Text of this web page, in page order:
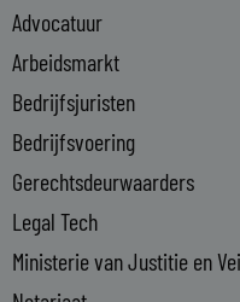
d
i
n
-
i
n
Advocatuur
Arbeidsmarkt
Bedrijfsjuristen
Bedrijfsvoering
Gerechtsdeurwaarders
Legal Tech
Ministerie van Justitie en